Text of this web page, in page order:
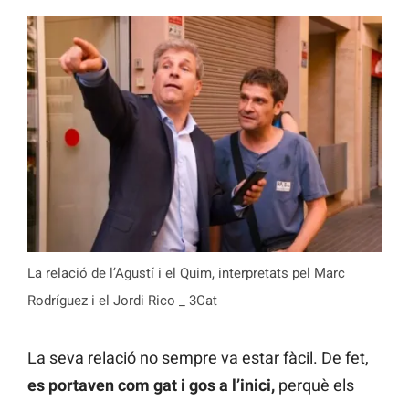
La relació de l’Agustí i el Quim, interpretats pel Marc
Rodríguez i el Jordi Rico _ 3Cat
La seva relació no sempre va estar fàcil. De fet,
es portaven com gat i gos a l’inici, perquè els